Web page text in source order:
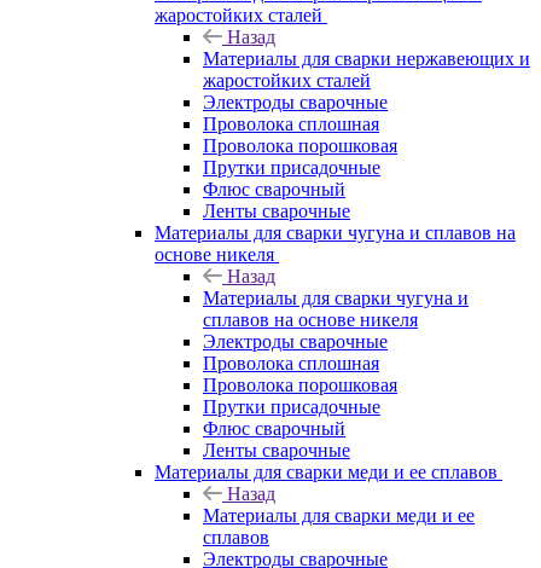
жаростойких сталей
Назад
Материалы для сварки нержавеющих и
жаростойких сталей
Электроды сварочные
Проволока сплошная
Проволока порошковая
Прутки присадочные
Флюс сварочный
Ленты сварочные
Материалы для сварки чугуна и сплавов на
основе никеля
Назад
Материалы для сварки чугуна и
сплавов на основе никеля
Электроды сварочные
Проволока сплошная
Проволока порошковая
Прутки присадочные
Флюс сварочный
Ленты сварочные
Материалы для сварки меди и ее сплавов
Назад
Материалы для сварки меди и ее
сплавов
Электроды сварочные